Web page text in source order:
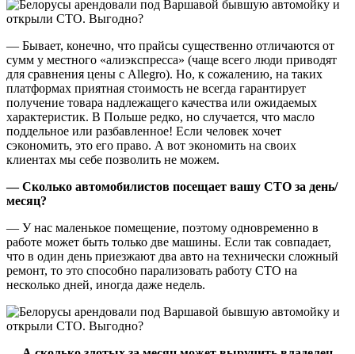
— Бывает, конечно, что прайсы существенно отличаются от
сумм у местного «алиэкспресса» (чаще всего люди приводят
для сравнения цены с Allegro). Но, к сожалению, на таких
платформах приятная стоимость не всегда гарантирует
получение товара надлежащего качества или ожидаемых
характеристик. В Польше редко, но случается, что масло
поддельное или разбавленное! Если человек хочет
сэкономить, это его право. А вот экономить на своих
клиентах мы себе позволить не можем.
— Сколько автомобилистов посещает вашу СТО за день/
месяц?
— У нас маленькое помещение, поэтому одновременно в
работе может быть только две машины. Если так совпадает,
что в один день приезжают два авто на технически сложный
ремонт, то это способно парализовать работу СТО на
несколько дней, иногда даже недель.